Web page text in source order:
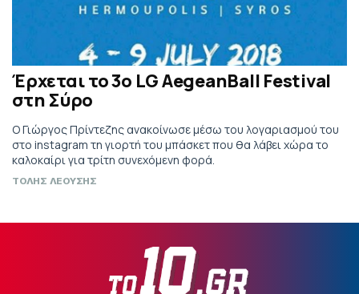
Έρχεται το 3ο LG AegeanBall Festival
στη Σύρο
Ο Γιώργος Πρίντεζης ανακοίνωσε μέσω του λογαριασμού του
στο instagram τη γιορτή του μπάσκετ που θα λάβει χώρα το
καλοκαίρι για τρίτη συνεχόμενη φορά.
ΤΟΛΗΣ ΛΕΟΥΣΗΣ